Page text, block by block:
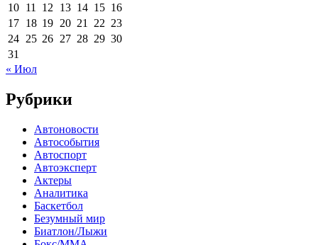
10 11 12 13 14 15 16
17 18 19 20 21 22 23
24 25 26 27 28 29 30
31
« Июл
Рубрики
Автоновости
Автособытия
Автоспорт
Автоэксперт
Актеры
Аналитика
Баскетбол
Безумный мир
Биатлон/Лыжи